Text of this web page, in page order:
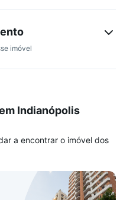
imóvel
Indianópolis
a encontrar o imóvel dos